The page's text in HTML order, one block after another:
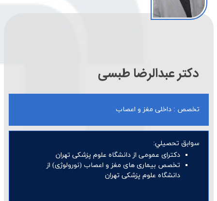
دکتر عبدالرضا طبسی
تخصص : داخلی مغز و اعصاب
سوابق تحصيلي:
دکترای عمومی از دانشگاه علوم پزشکی تهران
تخصص بیماری های مغز و اعصاب (نورولوژی) از
دانشگاه علوم پزشکی تهران